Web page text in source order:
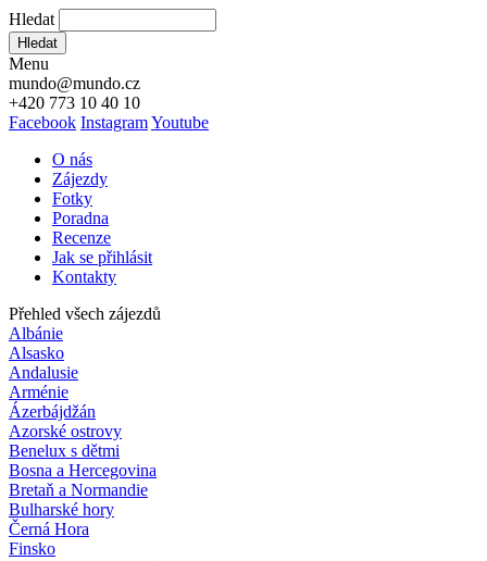
Hledat
Hledat
Menu
mundo@mundo.cz
+420 773 10 40 10
Facebook InstagramYoutube
O nás
Zájezdy
Fotky
Poradna
Recenze
Jak se přihlásit
Kontakty
Přehled všech zájezdů
Albánie
Alsasko
Andalusie
Arménie
Ázerbájdžán
Azorské ostrovy
Benelux s dětmi
Bosna a Hercegovina
Bretaň a Normandie
Bulharské hory
Černá Hora
Finsko